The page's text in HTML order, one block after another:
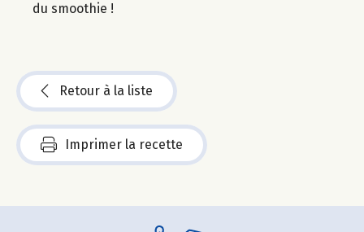
du smoothie !
Retour à la liste
Imprimer la recette